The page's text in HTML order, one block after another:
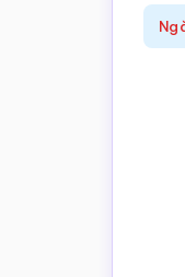
Toán,
trắc